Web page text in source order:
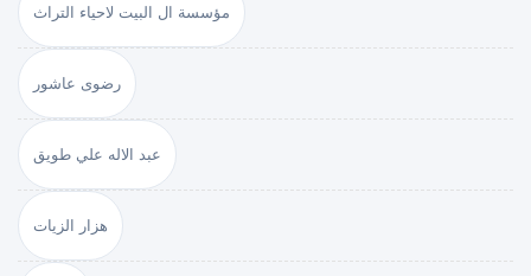
مؤسسة ال البيت لاحياء التراث
رضوى عاشور
عبد الاله علي طويق
هزار الزيات